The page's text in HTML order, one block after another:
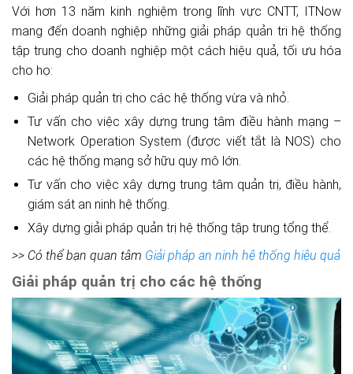
Với hơn 13 năm kinh nghiệm trong lĩnh vực CNTT, ITNow
mang đến doanh nghiệp những giải pháp quản tri hệ thống
tập trung cho doanh nghiệp một cách hiệu quả, tối ưu hóa
cho họ:
Giải pháp quản trị cho các hệ thống vừa và nhỏ.
Tư vấn cho việc xây dựng trung tâm điều hành mạng –
Network Operation System (được viết tắt là NOS) cho
các hệ thống mạng sở hữu quy mô lớn.
Tư vấn cho việc xây dựng trung tâm quản trị, điều hành,
giám sát an ninh hệ thống.
Xây dựng giải pháp quản trị hệ thống tập trung tổng thể.
>> Có thể bạn quan tâm Giải pháp an ninh hệ thống hiệu quả
Giải pháp quản trị cho các hệ thống